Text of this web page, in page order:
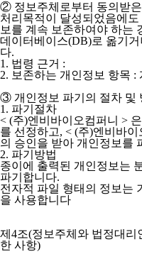
② 정보주체로부터 동의받
처리목적이 달성되었음에
보를 계속 보존하여야 하는
데이터베이스(DB)로 옮기
다.
1. 법령 근거 :
2. 보존하는 개인정보 항목 :
③ 개인정보 파기의 절차 및
1. 파기절차
< (주)엔비바이오컴퍼니 >
를 선정하고, < (주)엔비바
의 승인을 받아 개인정보를
2. 파기방법
종이에 출력된 개인정보는
파기합니다.
전자적 파일 형태의 정보는
을 사용합니다
제4조(정보주체와 법정대리
한 사항)